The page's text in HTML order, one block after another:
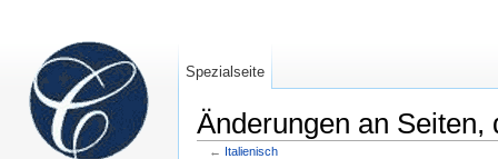
Änderungen an Seiten,
← Italienisch
Spezialseite